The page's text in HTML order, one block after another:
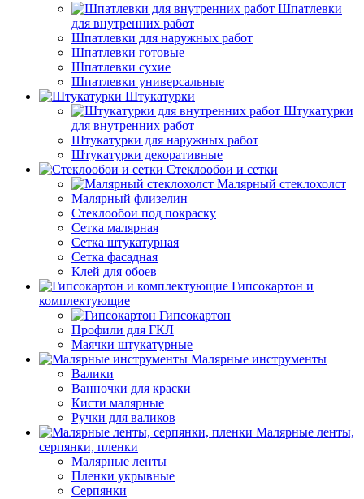
Шпатлевки
для внутренних работ
Шпатлевки для наружных работ
Шпатлевки готовые
Шпатлевки сухие
Шпатлевки универсальные
Штукатурки
Штукатурки
для внутренних работ
Штукатурки для наружных работ
Штукатурки декоративные
Стеклообои и сетки
Малярный стеклохолст
Малярный флизелин
Стеклообои под покраску
Сетка малярная
Сетка штукатурная
Сетка фасадная
Клей для обоев
Гипсокартон и
комплектующие
Гипсокартон
Профили для ГКЛ
Маячки штукатурные
Малярные инструменты
Валики
Ванночки для краски
Кисти малярные
Ручки для валиков
Малярные ленты,
серпянки, пленки
Малярные ленты
Пленки укрывные
Серпянки